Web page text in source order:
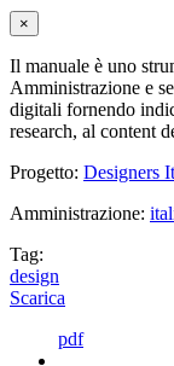
×
Il manuale è uno
Amministrazione e
digitali fornendo
research, al content
Progetto: Designers
Amministrazione:
Tag:
design
Scarica
pdf